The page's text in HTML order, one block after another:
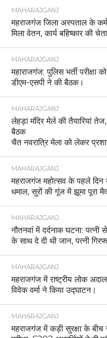
MAHARAJGANJ
महराजगंज जिला अस्पताल के
मिला वेतन, कार्य बहिष्कार की
MAHARAJGANJ
महाराजगंज: पुलिस भर्ती परीक्षा
डीएम-एसपी ने की बैठक।
MAHARAJGANJ
लेहड़ा मंदिर मेले की तैयारियां
बैठक
चैत नवरात्रि मेला को लेकर
MAHARAJGANJ
महराजगंज महोत्सव के पहले दिन
धमाल, सुरों की गूंज में झूमा पूरा
MAHARAJGANJ
नौतनवां में दर्दनाक घटना: पत्नी
के साथ दे दी थी जान, पत्नी
MAHARAJGANJ
महराजगंज में राष्ट्रीय लोक
विवेक वर्मा ने किया उद्घाटन।
MAHARAJGANJ
महराजगंज में कड़ी सुरक्षा के बीच